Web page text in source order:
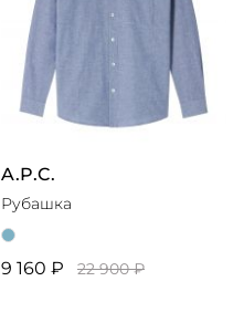
A.P.C.
Рубашка
9 160 ₽ 22 900 ₽